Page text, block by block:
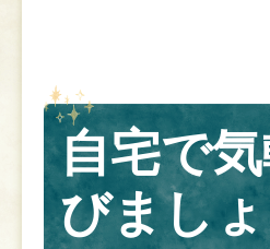
自宅で
びまし